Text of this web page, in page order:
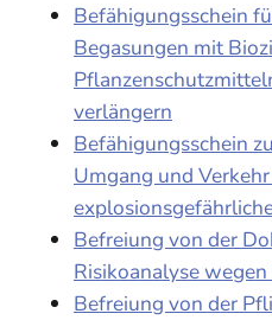
Befähigungsschein
Begasungen mit
verlängern
Befähigungsschein
Umgang und
Befreiung von der
Risikoanalyse
Befreiung von der